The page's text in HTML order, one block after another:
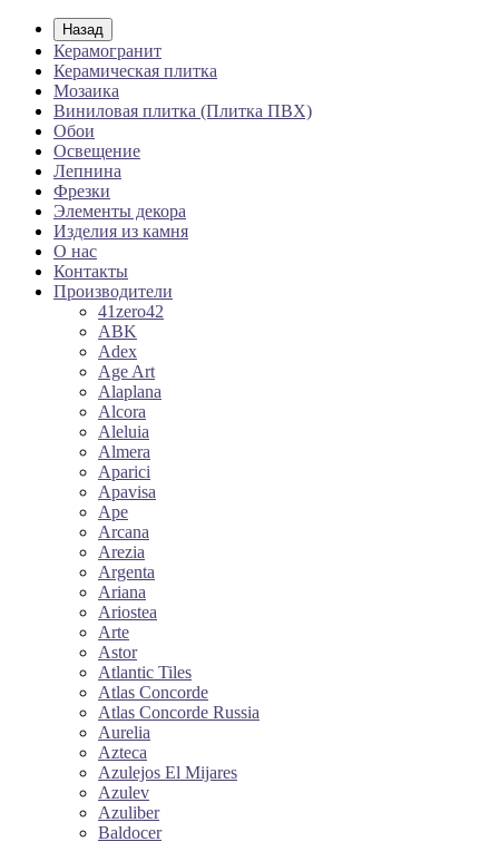
Назад
Керамогранит
Керамическая плитка
Мозаика
Виниловая плитка (Плитка ПВХ)
Обои
Освещение
Лепнина
Фрезки
Элементы декора
Изделия из камня
О нас
Контакты
Производители
41zero42
ABK
Adex
Age Art
Alaplana
Alcora
Aleluia
Almera
Aparici
Apavisa
Ape
Arcana
Arezia
Argenta
Ariana
Ariostea
Arte
Astor
Atlantic Tiles
Atlas Concorde
Atlas Concorde Russia
Aurelia
Azteca
Azulejos El Mijares
Azulev
Azuliber
Baldocer